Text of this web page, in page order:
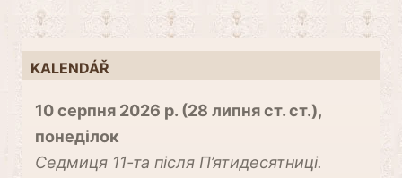
KALENDÁŘ
10 серпня 2026 р. (28 липня ст. ст.),
понеділок
Cедмиця 11-та після П’ятидесятниці.